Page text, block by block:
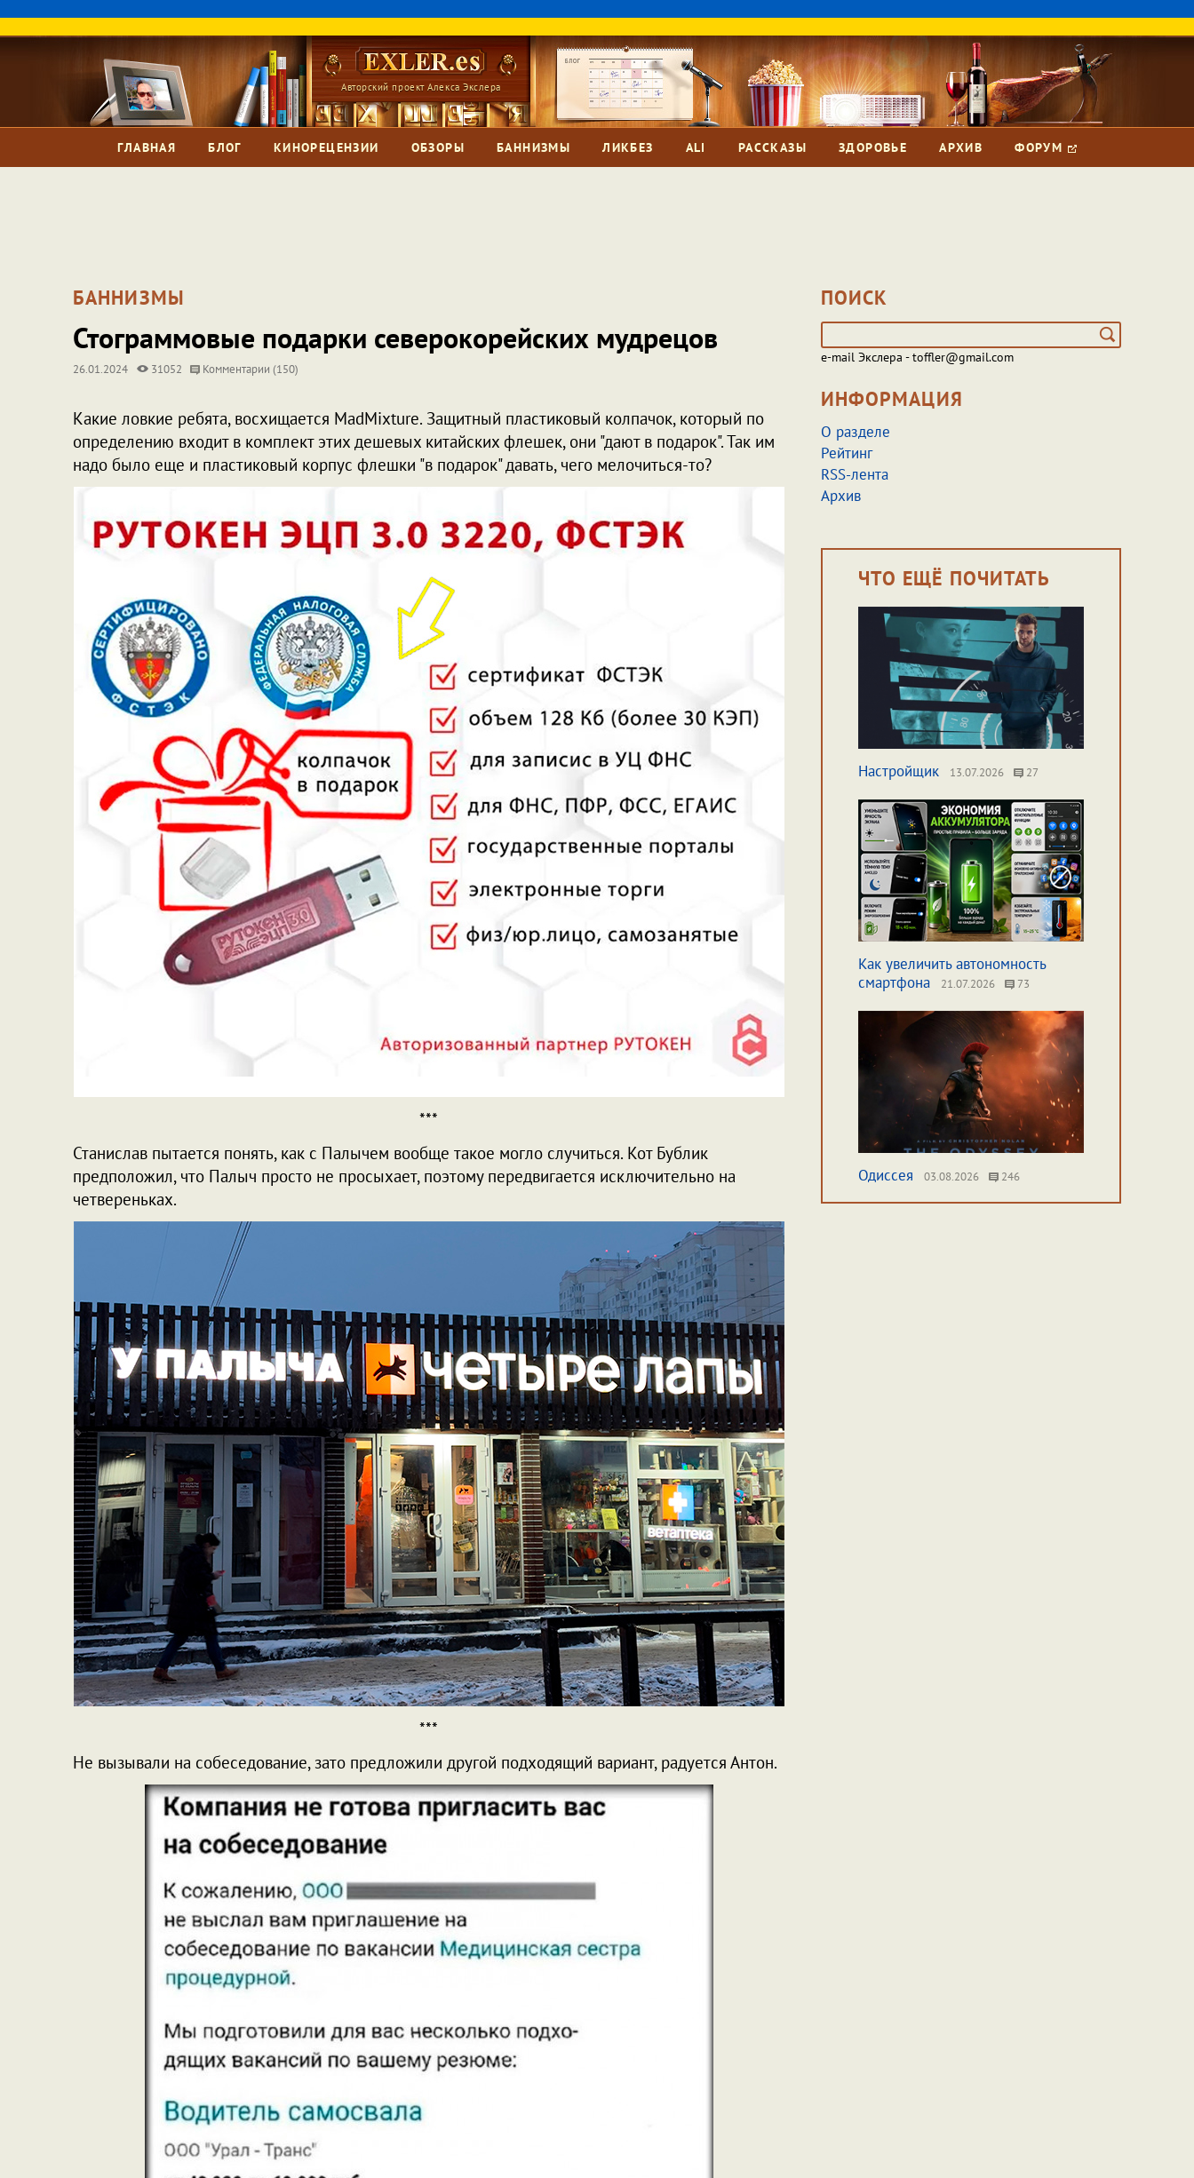
Авторский проект Алекса Экслера
ГЛАВНАЯ БЛОГ КИНОРЕЦЕНЗИИ ОБЗОРЫ БАННИЗМЫ ЛИКБЕЗ ALI РАССКАЗЫ ЗДОРОВЬЕ АРХИВ ФОРУМ
БАННИЗМЫ
Стограммовые подарки северокорейских мудрецов
26.01.2024 31052 Комментарии (150)
Какие ловкие ребята, восхищается MadMixture. Защитный пластиковый колпачок, который по
определению входит в комплект этих дешевых китайских флешек, они "дают в подарок". Так им
надо было еще и пластиковый корпус флешки "в подарок" давать, чего мелочиться-то?
***
Станислав пытается понять, как с Палычем вообще такое могло случиться. Кот Бублик
предположил, что Палыч просто не просыхает, поэтому передвигается исключительно на
четвереньках.
***
Не вызывали на собеседование, зато предложили другой подходящий вариант, радуется Антон.
ПОИСК
e-mail Экслера - toffler@gmail.com
ИНФОРМАЦИЯ
О разделе
Рейтинг
RSS-лента
Архив
ЧТО ЕЩЁ ПОЧИТАТЬ
Настройщик 13.07.2026 27
Как увеличить автономность
смартфона
21.07.2026 73
Одиссея 03.08.2026 246